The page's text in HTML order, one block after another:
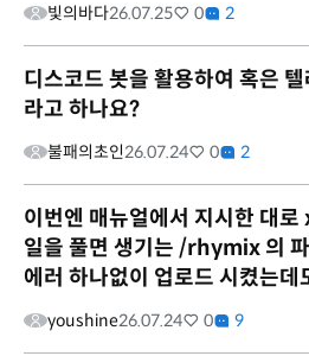
빛의바다26.07.25 0 2
디스코드 봇을 활용하여 혹은 텔
라고 하나요?
불패의초인26.07.24 0 2
이번엔 매뉴얼에서 지시한 대
일을 풀면 생기는 /rhymix 의
에러 하나없이 업로드 시켰는데
youshine26.07.24 0 9